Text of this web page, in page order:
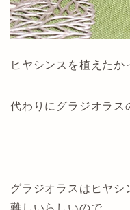
ヒヤシンスを植えたか
代わりにグラジオラス
グラジオラスはヒヤシ